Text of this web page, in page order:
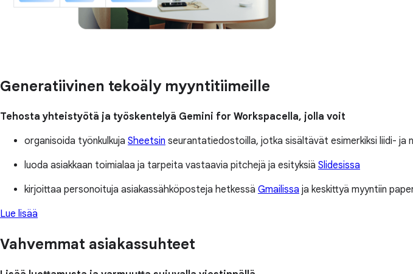
Generatiivinen tekoäly myyntitiimeille
Tehosta yhteistyötä ja työskentelyä Gemini for Workspacella, jolla voit
organisoida työnkulkuja Sheetsin seurantatiedostoilla, jotka sisältävät esimerkiksi liidi-
luoda asiakkaan toimialaa ja tarpeita vastaavia pitchejä ja esityksiä Slidesissa
kirjoittaa personoituja asiakassähköposteja hetkessä Gmailissa ja keskittyä myyntiin
Lue lisää
Vahvemmat asiakassuhteet